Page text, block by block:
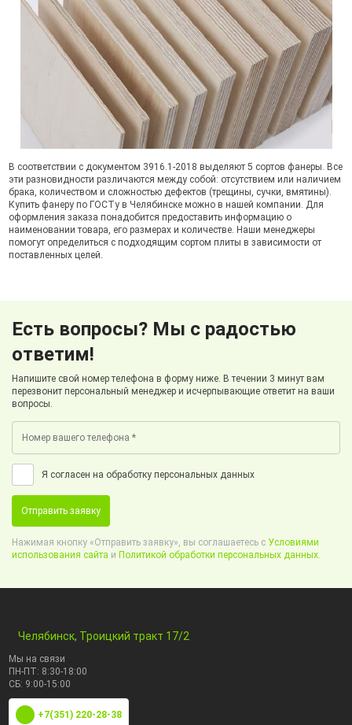
В соответствии с документом 3916.1-2018 выделяют 5 сортов фанеры. Все
эти разновидности различаются между собой: отсутствием или наличием
брака, количеством и сложностью дефектов (трещины, сучки, вмятины).
Купить фанеру по ГОСТу в Челябинске можно в нашей компании. Для
оформления заказа понадобится предоставить информацию о
наименовании товара, его размерах и количестве. Наши менеджеры
помогут определиться с подходящим сортом плиты в зависимости от
поставленных целей.
Есть вопросы? Мы с радостью
ответим!
Напишите свой номер телефона в форму ниже. В течении 3 минут вам
перезвонит персональный менеджер и исчерпывающие ответит на ваши
вопросы.
Я согласен на обработку персональных данных
Отправить заявку
Нажимая кнопку «Отправить заявку», вы соглашаетесь с Условиями
использования сайта и Политикой обработки персональных данных.
Челябинск, Троицкий тракт 17/2
Мы на связи
ПН-ПТ: 8:30-18:00
СБ: 9:00-15:00
+7(351) 220-28-38